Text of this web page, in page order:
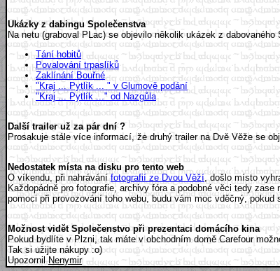
Ukázky z dabingu Společenstva
Na netu (graboval PLac) se objevilo několik ukázek z
Tání hobitů
Povalování trpaslíků
Zaklínání Bouřné
"Kraj ... Pytlík ... " v Glumově podání
"Kraj ... Pytlík ..." od Nazgůla
Další trailer už za pár dní ?
Prosakuje stále více informací, že druhý trailer na Dvě Věže se
Nedostatek místa na disku pro tento web
O víkendu, při nahrávánífotografií ze Dvou Věží, došlo místo
Každopádně pro fotografie, archivy fóra a podobné věci tedy
pomoci při provozování toho webu, budu vám moc vděčný, pokud
Možnost vidět Společenstvo při prezentaci domácího kina
Pokud bydlíte v Plzni, tak máte v obchodním domě Carefour
Tak si užijte nákupy :o)
UpozornilNenymir